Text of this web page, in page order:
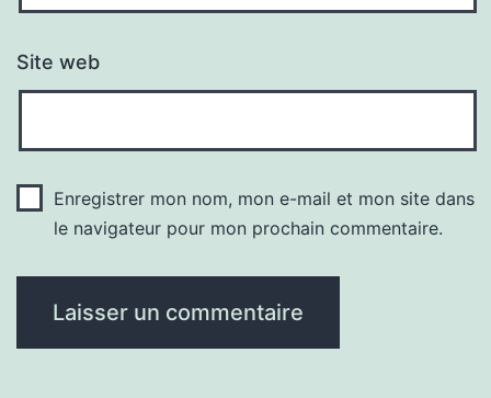
Site web
Enregistrer mon nom, mon e-mail et mon site dans
le navigateur pour mon prochain commentaire.